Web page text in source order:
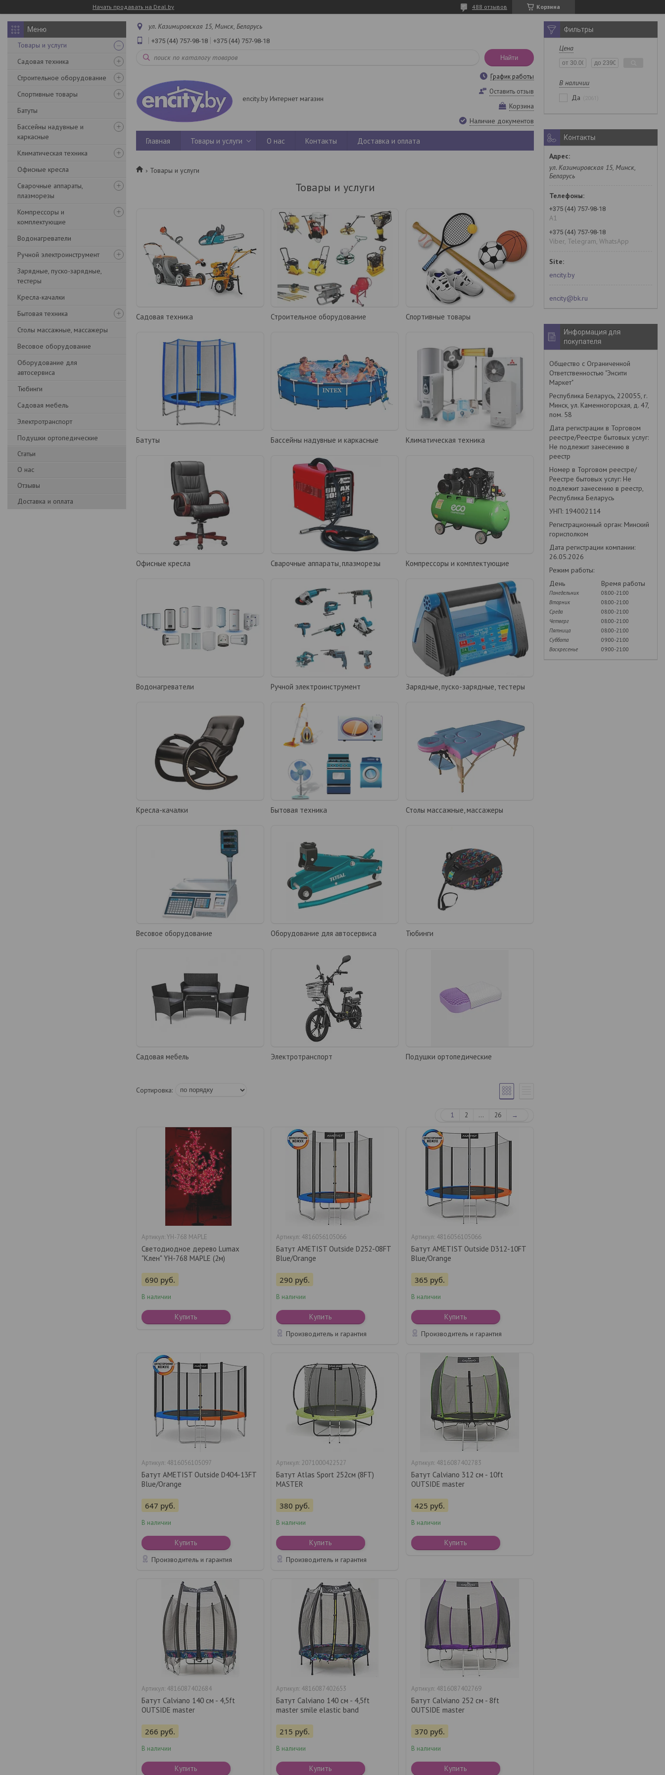
Начать продавать на Deal.by Корзина
488 отзывов
Товары и услуги
Садовая техника
Строительное оборудование
Спортивные товары
Батуты
Бассейны надувные и
каркасные
Климатическая техника
Офисные кресла
Сварочные аппараты,
плазморезы
Компрессоры и
комплектующие
Водонагреватели
Ручной электроинструмент
Зарядные, пуско-зарядные,
тестеры
Кресла-качалки
Бытовая техника
Столы массажные, массажеры
Весовое оборудование
Оборудование для
автосервиса
Тюбинги
Садовая мебель
Электротранспорт
Подушки ортопедические
Статьи
О нас
Отзывы
Доставка и оплата
ул. Казимировская 15, Минск, Беларусь
+375 (44) 757-98-18 +375 (44) 757-98-18
Найти
encity.by Интернет магазин
График работы
Оставить отзыв
Корзина
Наличие документов
Главная Товары и услуги О нас Контакты Доставка и оплата
Товары и услуги
Товары и услуги
Садовая техника Строительное оборудование Спортивные товары
Батуты Бассейны надувные и каркасные Климатическая техника
Офисные кресла Сварочные аппараты, плазморезы Компрессоры и комплектующие
Водонагреватели Ручной электроинструмент Зарядные, пуско-зарядные, тестеры
Кресла-качалки Бытовая техника Столы массажные, массажеры
Весовое оборудование Оборудование для автосервиса Тюбинги
Садовая мебель Электротранспорт Подушки ортопедические
1 2 ... 26 →
YH-768 MAPLE
Светодиодное дерево Lumax
"Клен" YH-768 MAPLE (2м)
690 руб.
В наличии
Купить
4816056105066
Батут AMETIST Outside D252-08FT
Blue/Orange
290 руб.
В наличии
Купить
Производитель и гарантия
4816056105066
Батут AMETIST Outside D312-10FT
Blue/Orange
365 руб.
В наличии
Купить
Производитель и гарантия
4816056105097
Батут AMETIST Outside D404-13FT
Blue/Orange
647 руб.
В наличии
Купить
Производитель и гарантия
2071000422527
Батут Atlas Sport 252см (8FT)
MASTER
380 руб.
В наличии
Купить
Производитель и гарантия
4816087402783
Батут Calviano 312 см - 10ft
OUTSIDE master
425 руб.
В наличии
Купить
4816087402684
Батут Calviano 140 см - 4,5ft
OUTSIDE master
266 руб.
В наличии
Купить
4816087402653
Батут Calviano 140 см - 4,5ft
master smile elastic band
215 руб.
В наличии
Купить
4816087402769
Батут Calviano 252 см - 8ft
OUTSIDE master
370 руб.
В наличии
Купить
Фильтры
Цена
В наличии
Да
Контакты
ул. Казимировская 15, Минск,
Беларусь
+375 (44) 757-98-18
A1
+375 (44) 757-98-18
Viber, Telegram, WhatsApp
encity.by
encity@bk.ru
Информация для
покупателя
Общество с Ограниченной
Ответственностью "Энсити
Маркет"
Республика Беларусь, 220055, г.
Минск, ул. Каменногорская, д. 47,
пом. 58
Дата регистрации в Торговом
реестре/Реестре бытовых услуг:
Не подлежит занесению в
реестр
Номер в Торговом реестре/
Реестре бытовых услуг: Не
подлежит занесению в реестр,
Республика Беларусь
УНП: 194002114
Регистрационный орган: Минский
горисполком
Дата регистрации компании:
26.05.2026
Режим работы:
День
Время работы
Понедельник
08:00-21:00
Вторник
08:00-21:00
Среда
08:00-21:00
Четверг
08:00-21:00
Пятница
08:00-21:00
Суббота
09:00-21:00
Воскресенье
09:00-21:00